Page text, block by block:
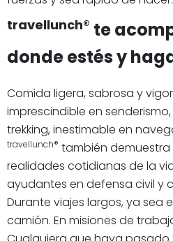
travellunch® te
donde estés y
Comida ligera, sabrosa y
imprescindible en
trekking, inestimable en
travellunch® también demuestra
realidades cotidianas de la
ayudantes en defensa civil y
Durante viajes largos, ya sea
camión. En misiones de